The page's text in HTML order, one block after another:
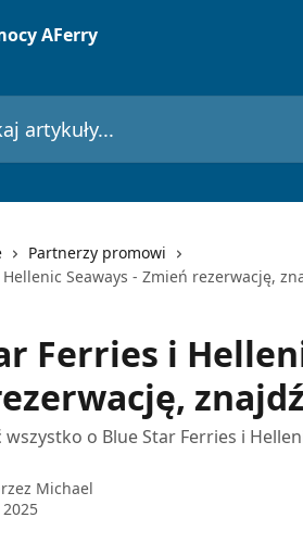
Partnerzy promowi
Seaways - Zmień rezerwację,
Ferries i
wszystko o Blue Star Ferries i
Michael